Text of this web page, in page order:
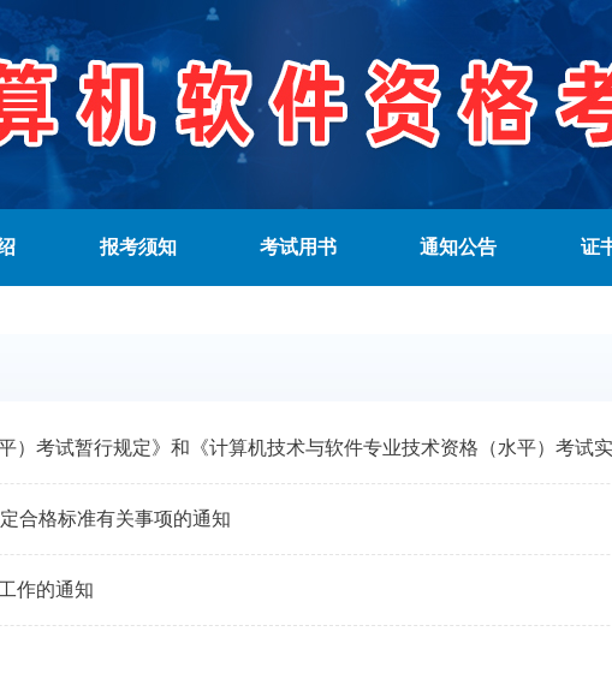
报考须知 考试用书 通知公告 证
）考试暂行规定》和《计算机技术与软件专业技术资格（水平）考试
合格标准有关事项的通知
作的通知